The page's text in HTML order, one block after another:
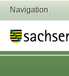
Navigation